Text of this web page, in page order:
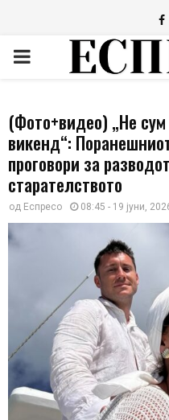
PRIMARY
(Фото+видео) „Не сум
викенд“:
проговори за
старателството
од Еспресо 08:45 - 19 јуни,